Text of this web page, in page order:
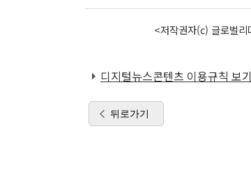
<저작권자(c) 글로벌
디지털뉴스콘텐츠 이용규칙 보기
뒤로가기